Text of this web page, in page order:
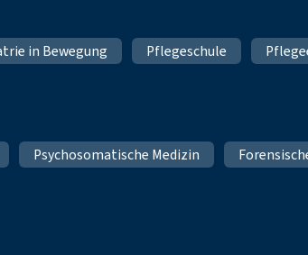
in Bewegung Pflegeschule
Psychosomatische Medizin